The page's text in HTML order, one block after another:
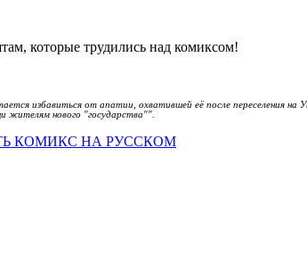
которые трудились над комиксом!
избавиться от апатии, охватившей её после переселения на
жителям нового "государства"".
КОМИКС НА РУССКОМ